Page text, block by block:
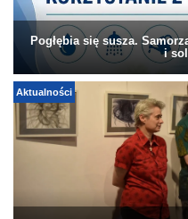
Pogłębia się susza.
i
Aktualności